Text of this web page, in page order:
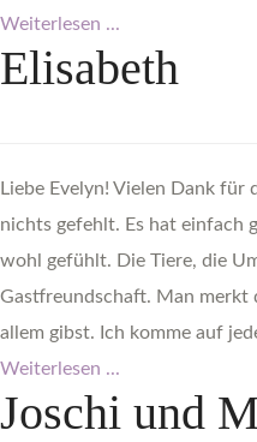
Weiterlesen ...
Elisabeth
Liebe Evelyn! Vielen Dank für
nichts gefehlt. Es hat einfach
wohl gefühlt. Die Tiere, die
Gastfreundschaft. Man merkt
allem gibst. Ich komme auf
Weiterlesen ...
Joschi und